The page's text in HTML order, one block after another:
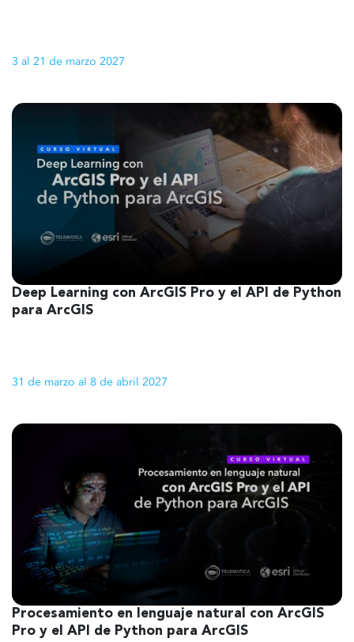
3 al 21 de marzo 2027
1
Deep Learning con ArcGIS Pro y el API de Python
para ArcGIS
31 de marzo al 8 de abril 2027
1
Procesamiento en lenguaje natural con ArcGIS
Pro y el API de Python para ArcGIS